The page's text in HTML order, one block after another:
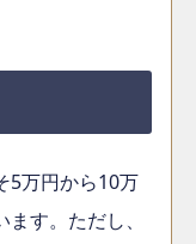
5万円から10万
す。ただし、